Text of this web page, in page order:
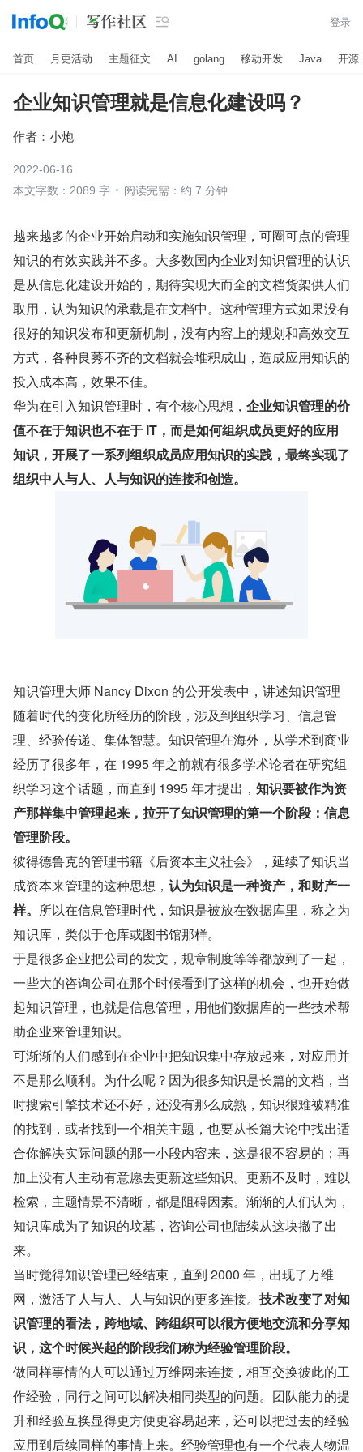
 登录
首页 月更活动 主题征文 AI golang 移动开发 Java 开源
企业知识管理就是信息化建设吗？
作者： 小炮
2022-06-16
本文字数：2089 字
阅读完需：约 7 分钟
越来越多的企业开始启动和实施知识管理，可圈可点的管理
知识的有效实践并不多。大多数国内企业对知识管理的认识
是从信息化建设开始的，期待实现大而全的文档货架供人们
取用，认为知识的承载是在文档中。这种管理方式如果没有
很好的知识发布和更新机制，没有内容上的规划和高效交互
方式，各种良莠不齐的文档就会堆积成山，造成应用知识的
投入成本高，效果不佳。
华为在引入知识管理时，有个核心思想， 企业知识管理的价
值不在于知识也不在于 IT，而是如何组织成员更好的应用
知识，开展了一系列组织成员应用知识的实践，最终实现了
组织中人与人、人与知识的连接和创造。
知识管理大师 Nancy Dixon 的公开发表中，讲述知识管理
随着时代的变化所经历的阶段，涉及到组织学习、信息管
理、经验传递、集体智慧。知识管理在海外，从学术到商业
经历了很多年，在 1995 年之前就有很多学术论者在研究组
织学习这个话题，而直到 1995 年才提出， 知识要被作为资
产那样集中管理起来，拉开了知识管理的第一个阶段：信息
管理阶段。
彼得德鲁克的管理书籍《后资本主义社会》，延续了知识当
成资本来管理的这种思想， 认为知识是一种资产，和财产一
样。 所以在信息管理时代，知识是被放在数据库里，称之为
知识库，类似于仓库或图书馆那样。
于是很多企业把公司的发文，规章制度等等都放到了一起，
一些大的咨询公司在那个时候看到了这样的机会，也开始做
起知识管理，也就是信息管理，用他们数据库的一些技术帮
助企业来管理知识。
可渐渐的人们感到在企业中把知识集中存放起来，对应用并
不是那么顺利。为什么呢？因为很多知识是长篇的文档，当
时搜索引擎技术还不好，还没有那么成熟，知识很难被精准
的找到，或者找到一个相关主题，也要从长篇大论中找出适
合你解决实际问题的那一小段内容来，这是很不容易的；再
加上没有人主动有意愿去更新这些知识。更新不及时，难以
检索，主题情景不清晰，都是阻碍因素。渐渐的人们认为，
知识库成为了知识的坟墓，咨询公司也陆续从这块撤了出
来。
当时觉得知识管理已经结束，直到 2000 年，出现了万维
网，激活了人与人、人与知识的更多连接。 技术改变了对知
识管理的看法，跨地域、跨组织可以很方便地交流和分享知
识，这个时候兴起的阶段我们称为经验管理阶段。
做同样事情的人可以通过万维网来连接，相互交换彼此的工
作经验，同行之间可以解决相同类型的问题。团队能力的提
升和经验互换显得更方便更容易起来，还可以把过去的经验
应用到后续同样的事情上来。经验管理也有一个代表人物温